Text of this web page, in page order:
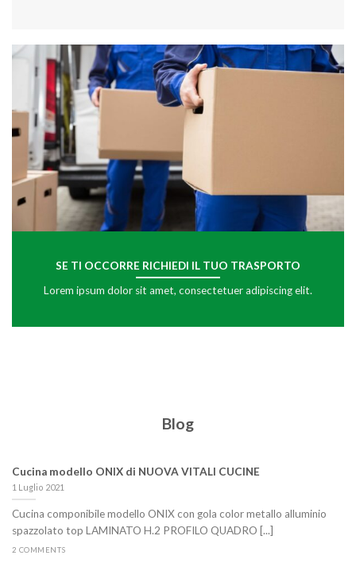
SE TI OCCORRE RICHIEDI IL TUO TRASPORTO
Lorem ipsum dolor sit amet, consectetuer adipiscing elit.
Blog
Cucina modello ONIX di NUOVA VITALI CUCINE
1 Luglio 2021
Cucina componibile modello ONIX con gola color metallo alluminio
spazzolato top LAMINATO H.2 PROFILO QUADRO [...]
2 COMMENTS